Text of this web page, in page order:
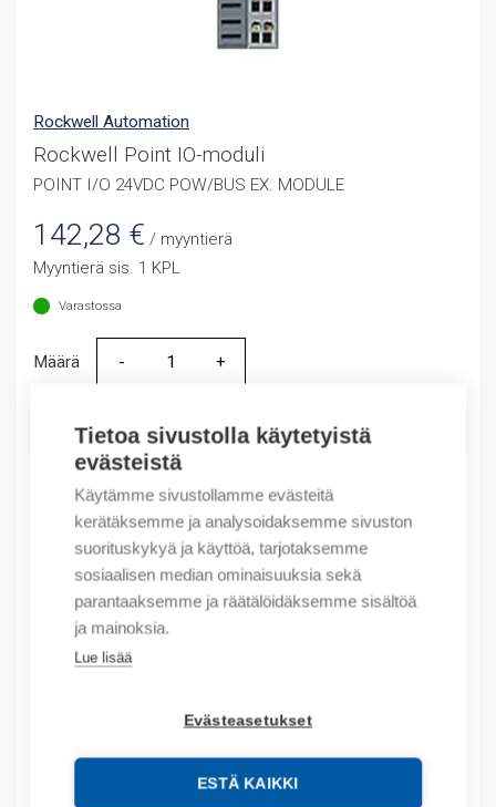
Tietoa sivustolla käytetyistä
evästeistä
Käytämme sivustollamme evästeitä
kerätäksemme ja analysoidaksemme sivuston
suorituskykyä ja käyttöä, tarjotaksemme
sosiaalisen median ominaisuuksia sekä
parantaaksemme ja räätälöidäksemme sisältöä
ja mainoksia.
Lue lisää
Evästeasetukset
ESTÄ KAIKKI
Rockwell Automation
Rockwell Point IO-moduli
POINT I/O 24VDC POW/BUS EX. MODULE
142,28 € / myyntierä
Myyntierä sis. 1 KPL
Varastossa
Määrä
Määrä
LISÄÄ OSTOSKORIIN
Tuotekoodit
Product order number: 1734EP24DC
Valmistajan tuotenumero: 1734-EP24DC
Tuotteen tullikoodi: 85371095